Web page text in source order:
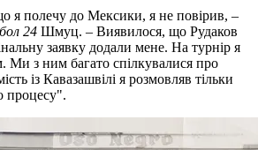
я полечу до Мексики, я не повірив, –
24 Шмуц. – Виявилося, що Рудаков
заявку додали мене. На турнір я
Ми з ним багато спілкувалися про
із Кавазашвілі я розмовляв тільки
процесу".